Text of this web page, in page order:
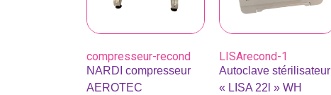
compresseur-recond
NARDI compresseur
AEROTEC
LISArecond-1
Autoclave stérilisateur
« LISA 22l » WH